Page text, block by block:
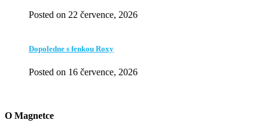
Posted on 22 července, 2026
Dopoledne s fenkou Roxy
Posted on 16 července, 2026
O Magnetce